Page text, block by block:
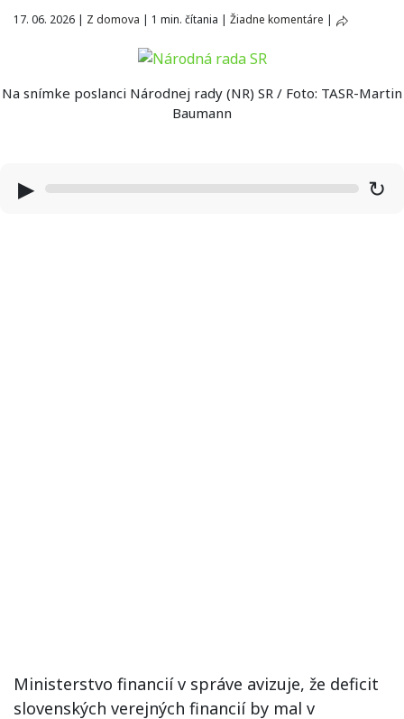
17. 06. 2026 | Z domova | 1 min. čítania | Žiadne komentáre |
Na snímke poslanci Národnej rady (NR) SR / Foto: TASR-Martin
Baumann
▶ ↻
Ministerstvo financií v správe avizuje, že deficit
slovenských verejných financií by mal v